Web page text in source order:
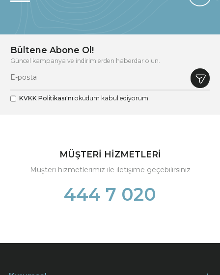
Bültene Abone Ol!
Güncel kampanya ve indirimlerden haberdar olun.
KVKK Politikası'nı okudum kabul ediyorum.
MÜŞTERİ HİZMETLERİ
Müşteri hizmetlerimiz ile iletişime geçebilirsiniz
444 7 020